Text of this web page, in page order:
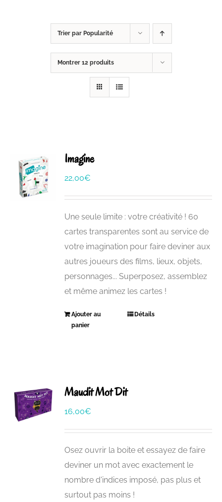
Trier par Popularité
Montrer 12 produits
Imagine
22,00€
Une seule limite : votre créativité ! 60
cartes transparentes sont au service de
votre imagination pour faire deviner aux
autres joueurs des films, lieux, objets,
personnages... Superposez, assemblez
et même animez les cartes !
Ajouter au
panier
Détails
Maudit Mot Dit
16,00€
Osez ouvrir la boite et essayez de faire
deviner un mot avec exactement le
nombre d'indices imposé, pas plus et
surtout pas moins !